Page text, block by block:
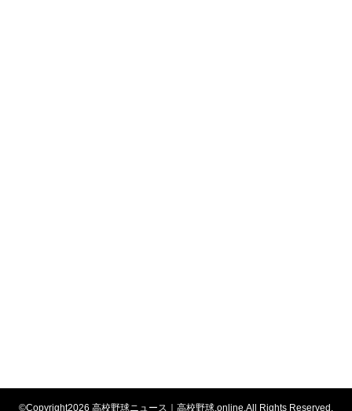
©Copyright2026 高校野球ニュース｜高校野球.online .All Rights Reserved.